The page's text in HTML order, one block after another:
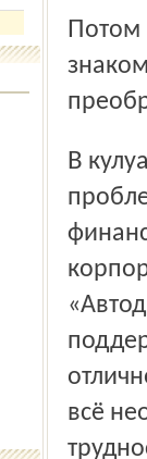
Потом были переправа на пароме к замку Понизовкина,
В кулуарах, обмениваясь впечатлениями, говорили и о
всё